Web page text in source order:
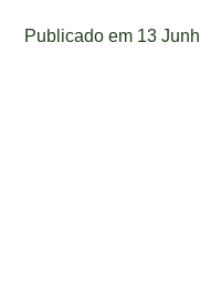
Publicado em 13